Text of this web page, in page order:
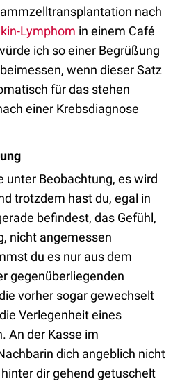
nach
Lymphom in einem Café
ich so einer Begrüßung
wenn dieser Satz
für das stehen
einer Krebsdiagnose
unter Beobachtung, es wird
trotzdem hast du, egal in
befindest, das Gefühl,
nicht angemessen
du es nur aus dem
gegenüberliegenden
vorher sogar gewechselt
Verlegenheit eines
An der Kasse im
dich angeblich nicht
dir gehend getuschelt